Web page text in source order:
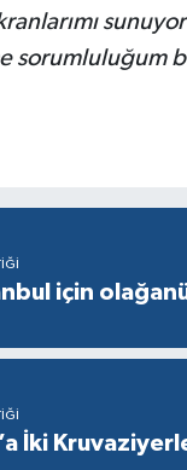
sorumluluğum
için
İki